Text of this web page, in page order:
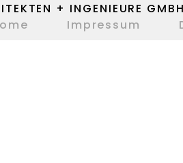
+ INGENIEURE
Impressum